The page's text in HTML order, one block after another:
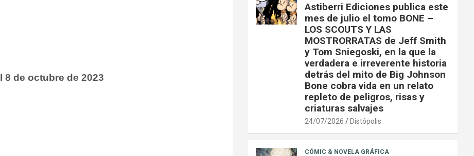
8 de octubre de 2023
Astiberri Ediciones publica este
mes de julio el tomo BONE –
LOS SCOUTS Y LAS
MOSTRORRATAS de Jeff Smith
y Tom Sniegoski, en la que la
verdadera e irreverente historia
detrás del mito de Big Johnson
Bone cobra vida en un relato
repleto de peligros, risas y
criaturas salvajes
24/07/2026 Distópolis
CÓMIC & NOVELA GRÁFICA